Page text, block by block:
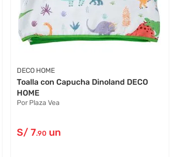
DECO HOME
Toalla con Capucha Dinoland DECO
HOME
Por Plaza Vea
S/ 7.90 un